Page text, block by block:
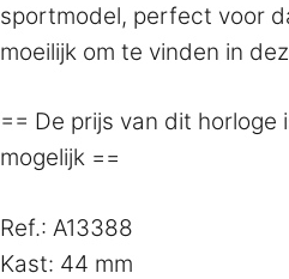
sportmodel, perfect voor
moeilijk om te vinden in
== De prijs van dit
mogelijk ==
Ref.: A13388
Kast: 44 mm